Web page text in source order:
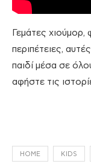
Γεμάτες χιούμορ,
περιπέτειες,
παιδί μέσα σε
αφήστε τις
HOME KIDS